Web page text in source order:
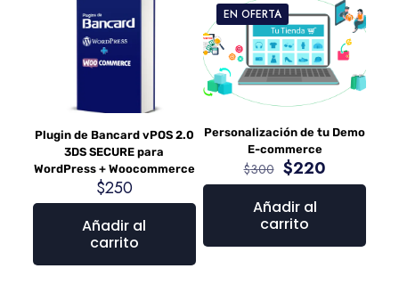
Plugin de Bancard vPOS 2.0
3DS SECURE para
WordPress + Woocommerce
$250
Añadir al
carrito
EN OFERTA
Personalización de tu Demo
E-commerce
$300 $220
Añadir al
carrito